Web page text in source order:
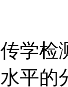
检
平的